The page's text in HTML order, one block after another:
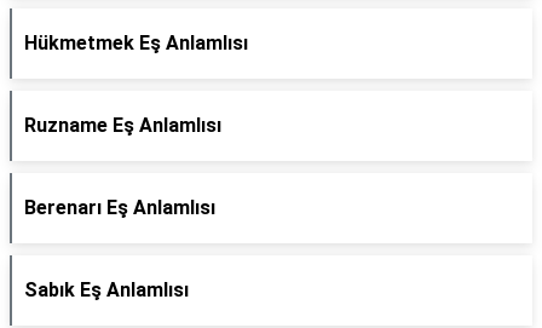
Hükmetmek Eş Anlamlısı
Ruzname Eş Anlamlısı
Berenarı Eş Anlamlısı
Sabık Eş Anlamlısı